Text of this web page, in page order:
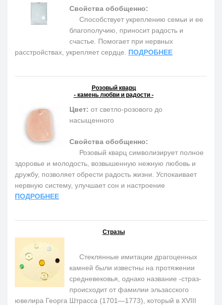
Свойства обобщенно:
Способствует укреплению семьи и ее
благополучию, приносит радость и
счастье. Помогает при нервных
расстройствах, укрепляет сердце. ПОДРОБНЕЕ
Розовый кварц
- камень любви и радости -
Цвет: от светло-розового до
насыщенного
Свойства обобщенно:
Розовый кварц символизирует полное
здоровье и молодость, возвышенную нежную любовь и
дружбу, позволяет обрести радость жизни. Успокаивает
нервную систему, улучшает сон и настроение
ПОДРОБНЕЕ
Стразы
Стеклянные имитации драгоценных
камней были известны на протяжении
средневековья, однако название -страз-
происходит от фамилии эльзасского
ювелира Георга Штрасса (1701—1773), который в XVIII